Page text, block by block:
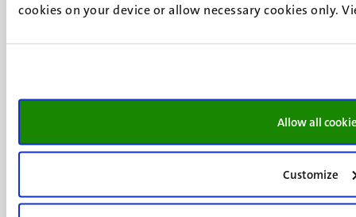
cookies on your device or allow necessary cookies only.
Allow all
Customize
+31 43 388 2222
Maastricht
media
Facebook
TikTok